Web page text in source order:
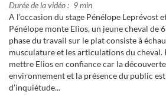
Durée de la vidéo
9 min
A l’occasion du stage Pénélope Leprévost
Pénélope monte Elios, un jeune cheval de
phase du travail sur le plat consiste à
musculature et les articulations du cheval.
mettre Elios en confiance car la
environnement et la présence du public
d’inquiétude...